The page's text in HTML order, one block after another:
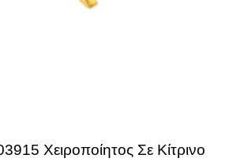
Χειροποίητος Σε Κίτρινο